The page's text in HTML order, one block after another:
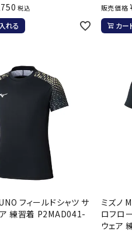
グビースパイク・シューズ
ックス
その他アクセサリー
フィットネス・ヨガ
ガウェア
NEUTRALWO
RKS
New Balance
ON
税込
れる
販売価格
カー
フィールドシャツ サ
練習着 P2MAD041-
ミズノ
ロフロ
ウェア